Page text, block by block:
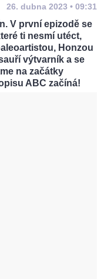
26. dubna 2023 • 09:31
V první epizodě se
ti nesmí utéct,
Honzou
výtvarník a se
na začátky
ABC začíná!